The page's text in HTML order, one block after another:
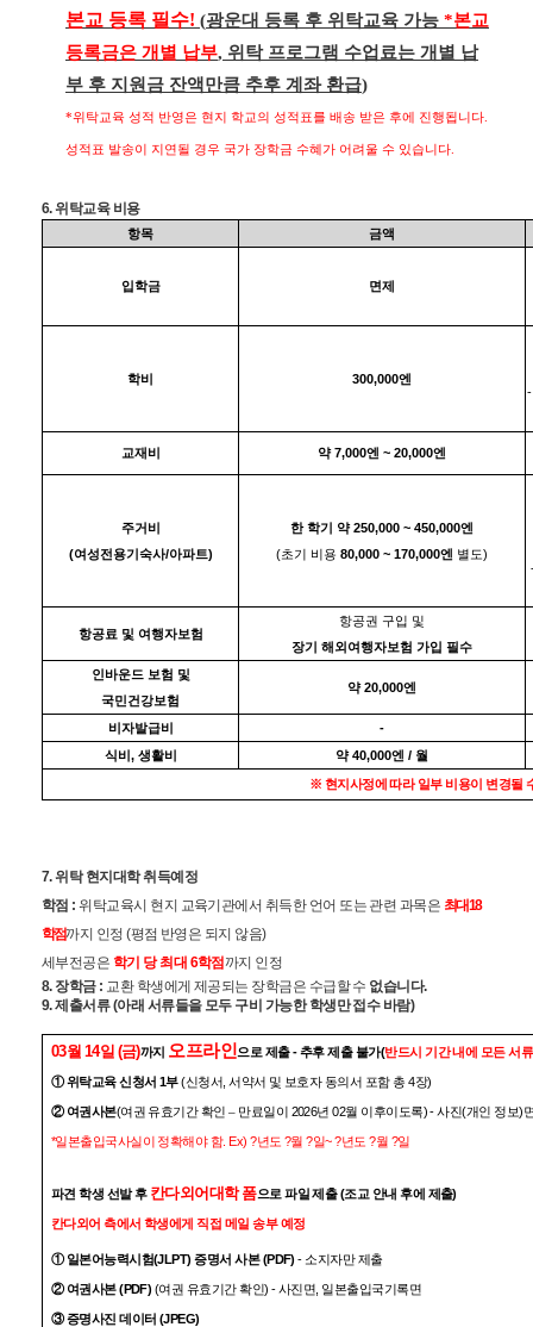
본교 등록 필수! (광운대 등록 후 위탁교육 가능 *본교
등록금은 개별 납부, 위탁 프로그램 수업료는 개별 납
부 후 지원금 잔액만큼 추후 계좌 환급)
*위탁교육 성적 반영은 현지 학교의 성적표를 배송 받은 후에 진행됩니다
성적표 발송이 지연될 경우 국가 장학금 수혜가 어려울 수 있습니다
6.위탁교육 비용
항목 금액
입학금 면제
학비 300,000엔
교재비 약7,000엔 ~ 20,000엔
주거비
(여성전용기숙사/아파트)
한 학기 약250,000 ~ 450,000엔
(초기 비용 80,000 ~ 170,000엔 별도)
항공료 및 여행자보험
항공권 구입 및
장기 해외여행자보험 가입 필수
인바운드 보험 및
국민건강보험
약20,000엔
비자발급비 -
식비 , 생활비 약40,000엔 / 월
※ 현지사정에 따라 일부 비용이 변경될
7.위탁 현지대학 취득예정
학점 : 위탁교육시 현지 교육기관에서 취득한 언어 또는 관련 과목은 최대18
학점까지 인정(평점 반영은 되지 않음)
세부전공은 학기 당 최대 6학점까지 인정
8. 장학금 : 교환 학생에게 제공되는 장학금은 수급할 수 없습니다.
9.제출서류(아래 서류들을 모두 구비 가능한 학생만 접수 바람)
03월 14일 (금)까지 오프라인으로 제출-추후 제출 불가(반드시 기간 내에 모든 서
①위탁교육 신청서 1부 (신청서 ,서약서 및 보호자 동의서 포함 총4장)
② 여권사본(여권 유효기간 확인– 만료일이 2026년02월 이후이도록) -사진(개인 정보)
*일본출입국사실이 정확해야 함. Ex) ?년도 ?월?일~ ?년도?월 ?일
파견 학생 선발 후 칸다외어대학 폼으로 파일 제출(조교 안내 후에 제출)
칸다외어 측에서 학생에게 직접 메일 송부 예정
① 일본어능력시험(JLPT)증명서 사본(PDF)- 소지자만 제출
② 여권사본(PDF) (여권 유효기간 확인) -사진면 일본출입국기록면
③증명사진 데이터 (JPEG)